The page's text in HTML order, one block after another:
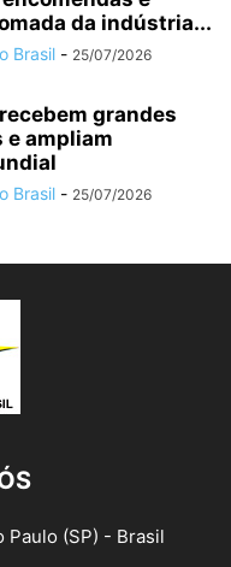
da indústria...
Brasil - 25/07/2026
grandes
e ampliam
Brasil - 25/07/2026
Paulo (SP) - Brasil